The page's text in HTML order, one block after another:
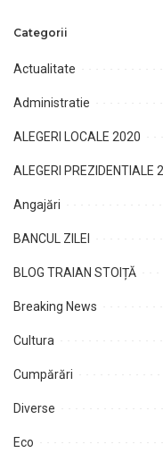
Categorii
Actualitate
Administratie
ALEGERI LOCALE 2020
ALEGERI PREZIDENTIALE
Angajări
BANCUL ZILEI
BLOG TRAIAN STOIȚĂ
Breaking News
Cultura
Cumpărări
Diverse
Eco